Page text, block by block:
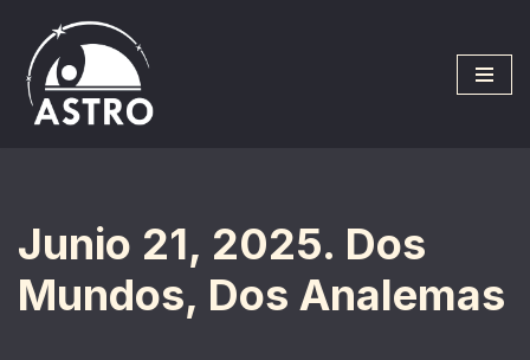
Saltar
al
contenido
Junio 21, 2025. Dos
Mundos, Dos Analemas